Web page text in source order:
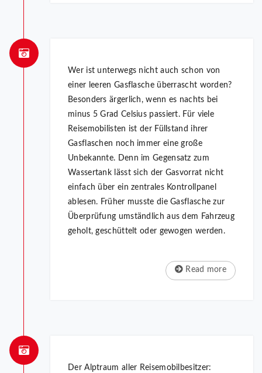
Wer ist unterwegs nicht auch schon von
einer leeren Gasflasche überrascht worden?
Besonders ärgerlich, wenn es nachts bei
minus 5 Grad Celsius passiert. Für viele
Reisemobilisten ist der Füllstand ihrer
Gasflaschen noch immer eine große
Unbekannte. Denn im Gegensatz zum
Wassertank lässt sich der Gasvorrat nicht
einfach über ein zentrales Kontrollpanel
ablesen. Früher musste die Gasflasche zur
Überprüfung umständlich aus dem Fahrzeug
geholt, geschüttelt oder gewogen werden.
Read more
Der Alptraum aller Reisemobilbesitzer: